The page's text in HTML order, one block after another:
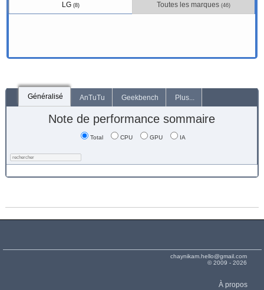
LG(8) Toutes les marques(46)
Généralisé AnTuTu Geekbench Plus...
Note de performance sommaire
Total CPU GPU IA
chaynikam.hello@gmail.com
© 2009 - 2026
À propos